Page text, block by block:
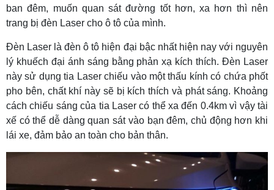
ban đêm, muốn quan sát đường tốt hơn, xa hơn thì nên
trang bị đèn Laser cho ô tô của mình.
Đèn Laser là đèn ô tô hiện đại bậc nhất hiện nay với nguyên
lý khuếch đại ánh sáng bằng phản xạ kích thích. Đèn Laser
này sử dụng tia Laser chiếu vào một thấu kính có chứa phốt
pho bên, chất khí này sẽ bị kích thích và phát sáng. Khoảng
cách chiếu sáng của tia Laser có thể xa đến 0.4km vì vậy tài
xế có thể dễ dàng quan sát vào bạn đêm, chủ động hơn khi
lái xe, đảm bảo an toàn cho bản thân.